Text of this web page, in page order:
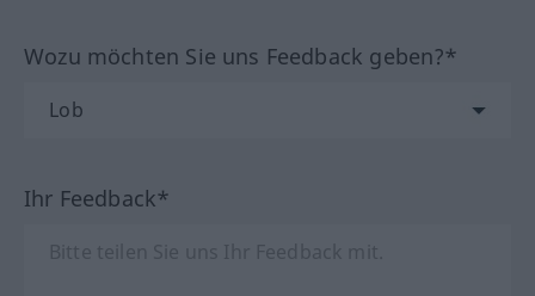
Wozu möchten Sie uns Feedback geben?*
Ihr Feedback*